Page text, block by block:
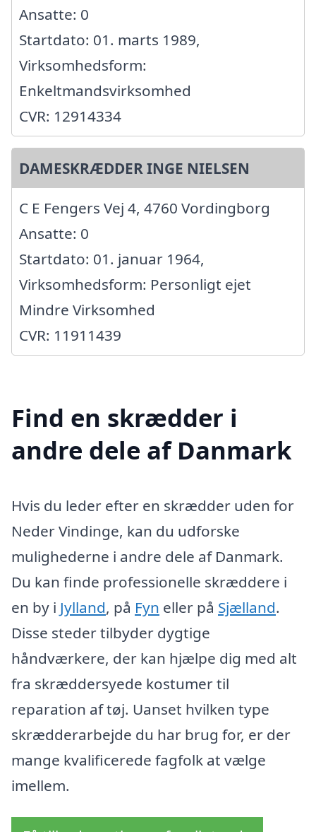
Ansatte: 0
Startdato: 01. marts 1989,
Virksomhedsform:
Enkeltmandsvirksomhed
CVR: 12914334
DAMESKRÆDDER INGE NIELSEN
C E Fengers Vej 4, 4760 Vordingborg
Ansatte: 0
Startdato: 01. januar 1964,
Virksomhedsform: Personligt ejet
Mindre Virksomhed
CVR: 11911439
Find en skrædder i
andre dele af Danmark
Hvis du leder efter en skrædder uden for
Neder Vindinge, kan du udforske
mulighederne i andre dele af Danmark.
Du kan finde professionelle skræddere i
en by i Jylland, på Fyn eller på Sjælland.
Disse steder tilbyder dygtige
håndværkere, der kan hjælpe dig med alt
fra skræddersyede kostumer til
reparation af tøj. Uanset hvilken type
skrædderarbejde du har brug for, er der
mange kvalificerede fagfolk at vælge
imellem.